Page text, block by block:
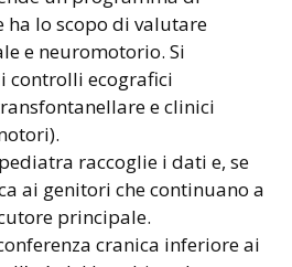
lo scopo di valutare
e neuromotorio. Si
controlli ecografici
e clinici
raccoglie i dati e, se
ai genitori che continuano a
principale.
cranica inferiore ai